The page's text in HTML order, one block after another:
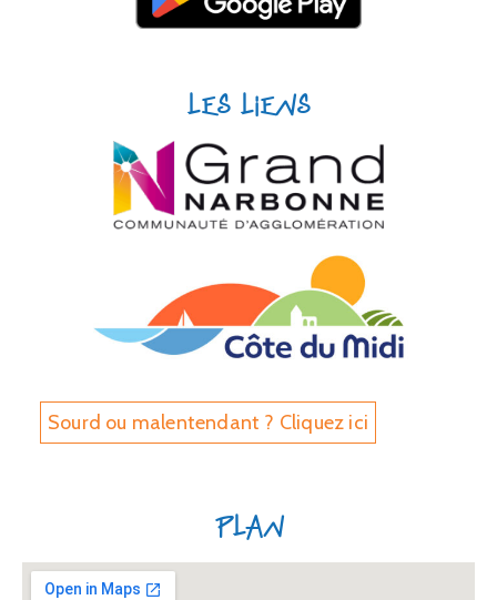
Les liens
Sourd ou malentendant ? Cliquez ici
Plan